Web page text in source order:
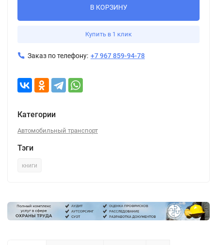
В КОРЗИНУ
Купить в 1 клик
Заказ по телефону: +7 967 859-94-78
Категории
Автомобильный транспорт
Тэги
книги